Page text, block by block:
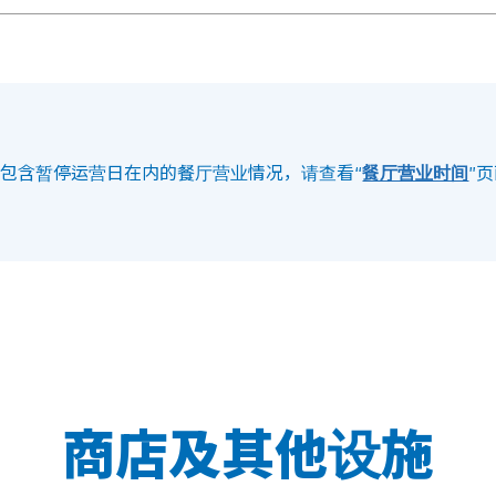
含暂停运营日在内的餐厅营业情况，请查看“餐厅营业时间”
商店及其他设施